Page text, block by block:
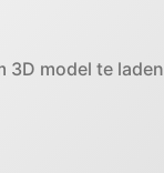
3D model te laden